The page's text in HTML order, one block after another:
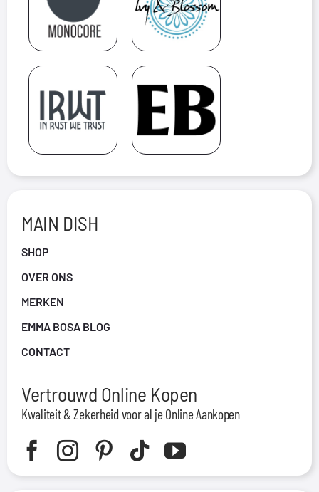
MAIN DISH
SHOP
OVER ONS
MERKEN
EMMA BOSA BLOG
CONTACT
Vertrouwd Online Kopen
Kwaliteit & Zekerheid voor al je Online Aankopen